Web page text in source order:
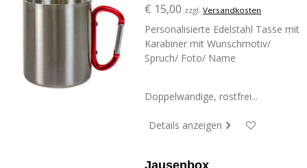
€ 15,00 zzgl. Versandkosten
Personalisierte Edelstahl Tasse mit
Karabiner mit Wunschmotiv/
Spruch/ Foto/ Name
Doppelwandige, rostfrei...
Details anzeigen
Jausenbox